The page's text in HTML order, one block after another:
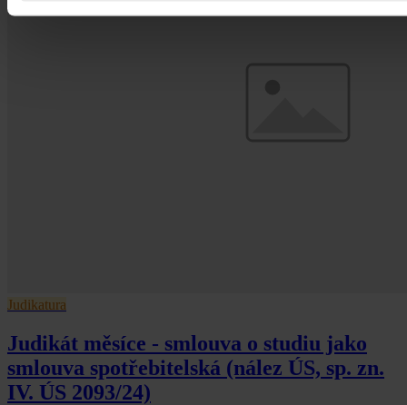
Judikatura
Judikát měsíce - smlouva o studiu jako
smlouva spotřebitelská (nález ÚS, sp. zn.
IV. ÚS 2093/24)